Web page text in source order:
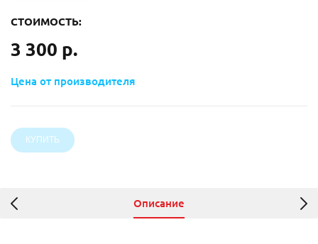
СТОИМОСТЬ:
3 300 р.
Цена от производителя
Описание